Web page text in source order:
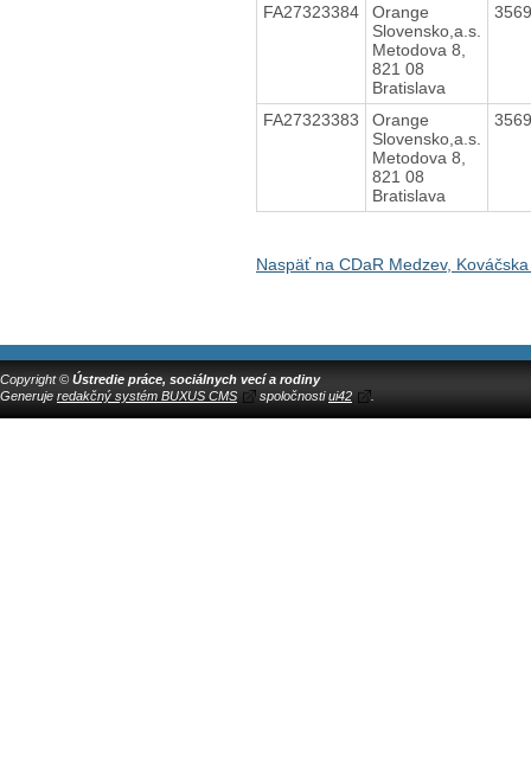
FA27323384
Orange
Slovensko,a.s.
Metodova 8,
821 08
Bratislava
FA27323383
Orange
Slovensko,a.s.
Metodova 8,
821 08
Bratislava
Naspäť na CDaR Medzev,
Copyright © Ústredie práce, sociálnych vecí a rodiny
Generuje redakčný systém BUXUS CMS spoločnostiui42